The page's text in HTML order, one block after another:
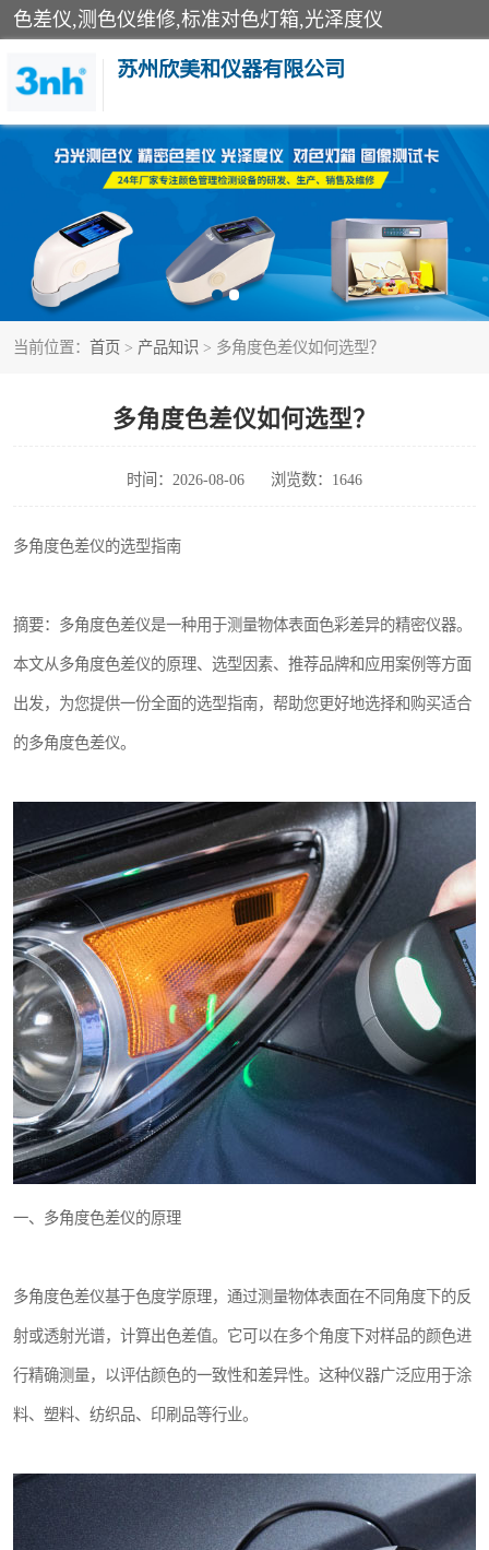
色差仪,测色仪维修,标准对色灯箱,光泽度仪
苏州欣美和仪器有限公司
当前位置： 首页 > 产品知识 > 多角度色差仪如何选型？
多角度色差仪如何选型？
时间：2026-08-06 浏览数：1646
多角度色差仪的选型指南
摘要：多角度色差仪是一种用于测量物体表面色彩差异的精密仪器。
本文从多角度色差仪的原理、选型因素、推荐品牌和应用案例等方面
出发，为您提供一份全面的选型指南，帮助您更好地选择和购买适合
的多角度色差仪。
一、多角度色差仪的原理
多角度色差仪基于色度学原理，通过测量物体表面在不同角度下的反
射或透射光谱，计算出色差值。它可以在多个角度下对样品的颜色进
行精确测量，以评估颜色的一致性和差异性。这种仪器广泛应用于涂
料、塑料、纺织品、印刷品等行业。
3nh色差仪
分光色差仪
美能达色差计
3nh分光测色仪
炉温仪维修
行业色差仪
印刷看样台
条码扫描仪维修